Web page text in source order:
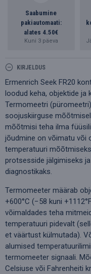
Saabumine
pakiautomaati:
alates 4.50€
Kuni 3 päeva
KIRJELDUS
Ermenrich Seek FR20
loodud keha, objektide
Termomeetri
soojuskiirguse
mõõtmisi teha ilma
jõudmine on võimatu või
temperatuuri
protsesside jälgimiseks
diagnostikaks.
Termomeeter määrab
+600°C (−58 kuni
võimaldades teha
temperatuuri pidevalt
et väärtust külmutada).
alumised
termomeeter signaali.
Celsiuse või Fahrenheiti